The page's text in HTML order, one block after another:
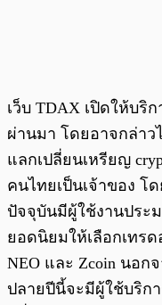
เว็บ TDAX เปิดให้บริ
ผ่านมา โดยอาจกล่า
แลกเปลี่ยนเหรียญ
คนไทยเป็นเจ้าของ
ปัจจุบันมีผู้ใช้งานประ
ยอดนิยมให้เลือกเทรด
NEO และ Zcoin นอ
ปลายปีนี้จะมีผู้ใช้บริก